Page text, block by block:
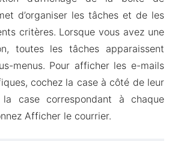
d’organiser les tâches et de les
critères. Lorsque vous avez une
toutes les tâches apparaissent
menus. Pour afficher les e-mails
cochez la case à côté de leur
case correspondant à chaque
Afficher le courrier.